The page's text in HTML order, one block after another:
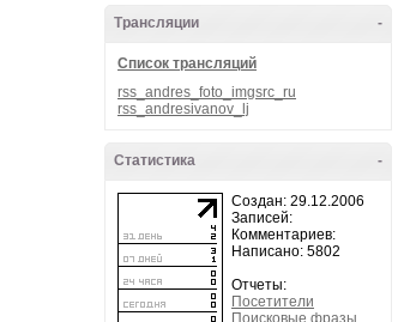
-
Трансляции
Список трансляций
rss_andres_foto_imgsrc_ru
rss_andresivanov_lj
-
Статистика
Создан: 29.12.2006
Записей:
Комментариев:
Написано: 5802
Отчеты:
Посетители
Поисковые фразы